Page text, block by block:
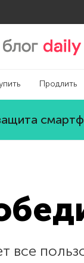
Касперского
Продлить
все